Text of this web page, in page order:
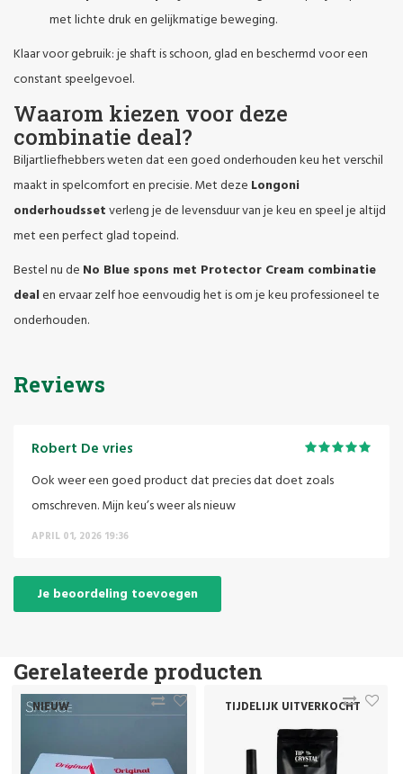
met lichte druk en gelijkmatige beweging.
Klaar voor gebruik: je shaft is schoon, glad en beschermd voor een
constant speelgevoel.
Waarom kiezen voor deze
combinatie deal?
Biljartliefhebbers weten dat een goed onderhouden keu het verschil
maakt in spelcomfort en precisie. Met deze Longoni
onderhoudssetverleng je de levensduur van je keu en speel je altijd
met een perfect glad topeind.
Bestel nu de No Blue spons met Protector Cream combinatie
dealen ervaar zelf hoe eenvoudig het is om je keu professioneel te
onderhouden.
Reviews
Robert De vries
Ook weer een goed product dat precies dat doet zoals
omschreven. Mijn keu’s weer als nieuw
APRIL 01, 2026 19:36
Je beoordeling toevoegen
Gerelateerde producten
NIEUW TIJDELIJK UITVERKOCHT